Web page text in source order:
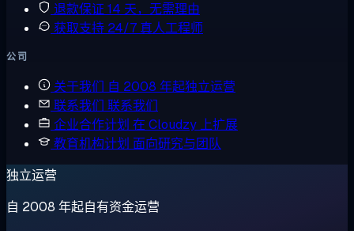
退款保证 14 天，无需理由
获取支持 24/7 真人工程师
公司
关于我们 自 2008 年起独立运营
联系我们 联系我们
企业合作计划 在 Cloudzy 上扩展
教育机构计划 面向研究与团队
独立运营
自 2008 年起自有资金运营